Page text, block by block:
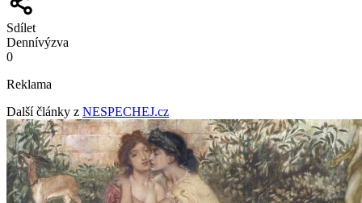
Sdílet
Dennívýzva
0
Reklama
Další články z NESPECHEJ.cz